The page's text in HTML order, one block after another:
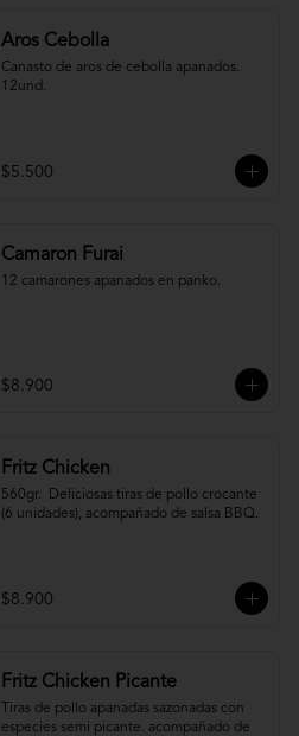
Aros Cebolla
Canasto de aros de cebolla apanados.
12und.
$5.500
Camaron Furai
12 camarones apanados en panko.
$8.900
Fritz Chicken
560gr.  Deliciosas tiras de pollo crocante
(6 unidades), acompañado de salsa BBQ.
$8.900
Fritz Chicken Picante
Tiras de pollo apanadas sazonadas con
especies semi picante. acompañado de